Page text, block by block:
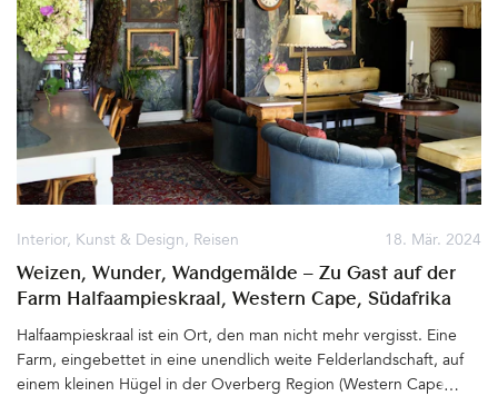
viele andere Anlässe sucht – Das Haus am See ist dafür der
perfekte Ort. Erholung, Inspiration und
Vogelgezwitscher inklusive&hellip
18. Mär. 2024
Interior, Kunst & Design, Reisen
Weizen, Wunder, Wandgemälde – Zu Gast auf der
Farm Halfaampieskraal, Western Cape, Südafrika
Halfaampieskraal ist ein Ort, den man nicht mehr vergisst. Eine
Farm, eingebettet in eine unendlich weite Felderlandschaft, auf
einem kleinen Hügel in der Overberg Region (Western Cape,